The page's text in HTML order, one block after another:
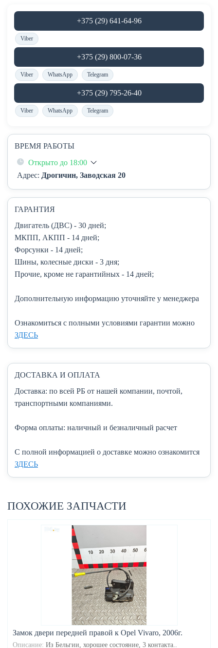
+375 (29) 641-64-96
Viber
+375 (29) 800-07-36
Viber WhatsApp Telegram
+375 (29) 795-26-40
Viber WhatsApp Telegram
ВРЕМЯ РАБОТЫ
Открыто до 18:00
Адрес: Дрогичин, Заводская 20
ГАРАНТИЯ
Двигатель (ДВС) - 30 дней;
МКПП, АКПП - 14 дней;
Форсунки - 14 дней;
Шины, колесные диски - 3 дня;
Прочие, кроме не гарантийных - 14 дней;
Дополнительную информацию уточняйте у менеджера
Ознакомиться с полными условиями гарантии можно
ЗДЕСЬ
ДОСТАВКА И ОПЛАТА
Доставка: по всей РБ от нашей компании, почтой,
транспортными компаниями.
Форма оплаты: наличный и безналичный расчет
C полной информацией о доставке можно ознакомится
ЗДЕСЬ
ПОХОЖИЕ ЗАПЧАСТИ
Замок двери передней правой к Opel Vivaro, 2006г.
Описание: Из Бельгии, хорошее состояние, 3 контакта..